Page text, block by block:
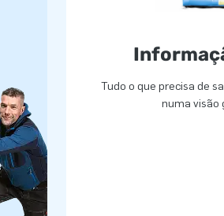
Tudo o que precisa de
numa visão